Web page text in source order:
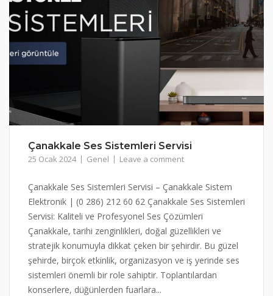
Çanakkale Ses Sistemleri Servisi
25 Ocak 2024 Genel Leave a comment
Çanakkale Ses Sistemleri Servisi – Çanakkale Sistem
Elektronik | (0 286) 212 60 62 Çanakkale Ses Sistemleri
Servisi: Kaliteli ve Profesyonel Ses Çözümleri
Çanakkale, tarihi zenginlikleri, doğal güzellikleri ve
stratejik konumuyla dikkat çeken bir şehirdir. Bu güzel
şehirde, birçok etkinlik, organizasyon ve iş yerinde ses
sistemleri önemli bir role sahiptir. Toplantılardan
konserlere, düğünlerden fuarlara...